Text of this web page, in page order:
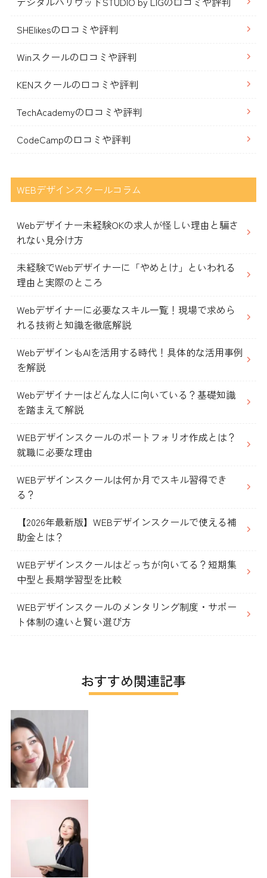
SHElikesの口コミや評判
Winスクールの口コミや評判
KENスクールの口コミや評判
TechAcademyの口コミや評判
CodeCampの口コミや評判
WEBデザインスクールコラム
Webデザイナー未経験OKの求人が怪しい理由と騙さ
れない見分け方
未経験でWebデザイナーに「やめとけ」といわれる
理由と実際のところ
Webデザイナーに必要なスキル一覧！現場で求めら
れる技術と知識を徹底解説
WebデザインもAIを活用する時代！具体的な活用事例
を解説
Webデザイナーはどんな人に向いている？基礎知識
を踏まえて解説
WEBデザインスクールのポートフォリオ作成とは？
就職に必要な理由
WEBデザインスクールは何か月でスキル習得でき
る？
【2026年最新版】WEBデザインスクールで使える補
助金とは？
WEBデザインスクールはどっちが向いてる？短期集
中型と長期学習型を比較
WEBデザインスクールのメンタリング制度・サポー
ト体制の違いと賢い選び方
おすすめ関連記事